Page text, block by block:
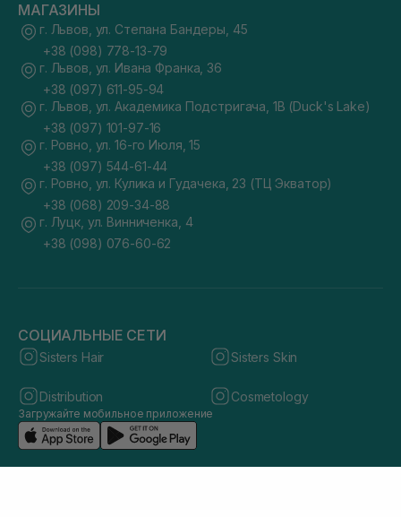
МАГАЗИНЫ
г. Львов, ул. Степана Бандеры, 45
+38 (098) 778-13-79
г. Львов, ул. Ивана Франка, 36
+38 (097) 611-95-94
г. Львов, ул. Академика Подстригача, 1В (Duck's Lake)
+38 (097) 101-97-16
г. Ровно, ул. 16-го Июля, 15
+38 (097) 544-61-44
г. Ровно, ул. Кулика и Гудачека, 23 (ТЦ Экватор)
+38 (068) 209-34-88
г. Луцк, ул. Винниченка, 4
+38 (098) 076-60-62
СОЦИАЛЬНЫЕ СЕТИ
Sisters Hair Sisters Skin
Distribution Cosmetology
Загружайте мобильное приложение